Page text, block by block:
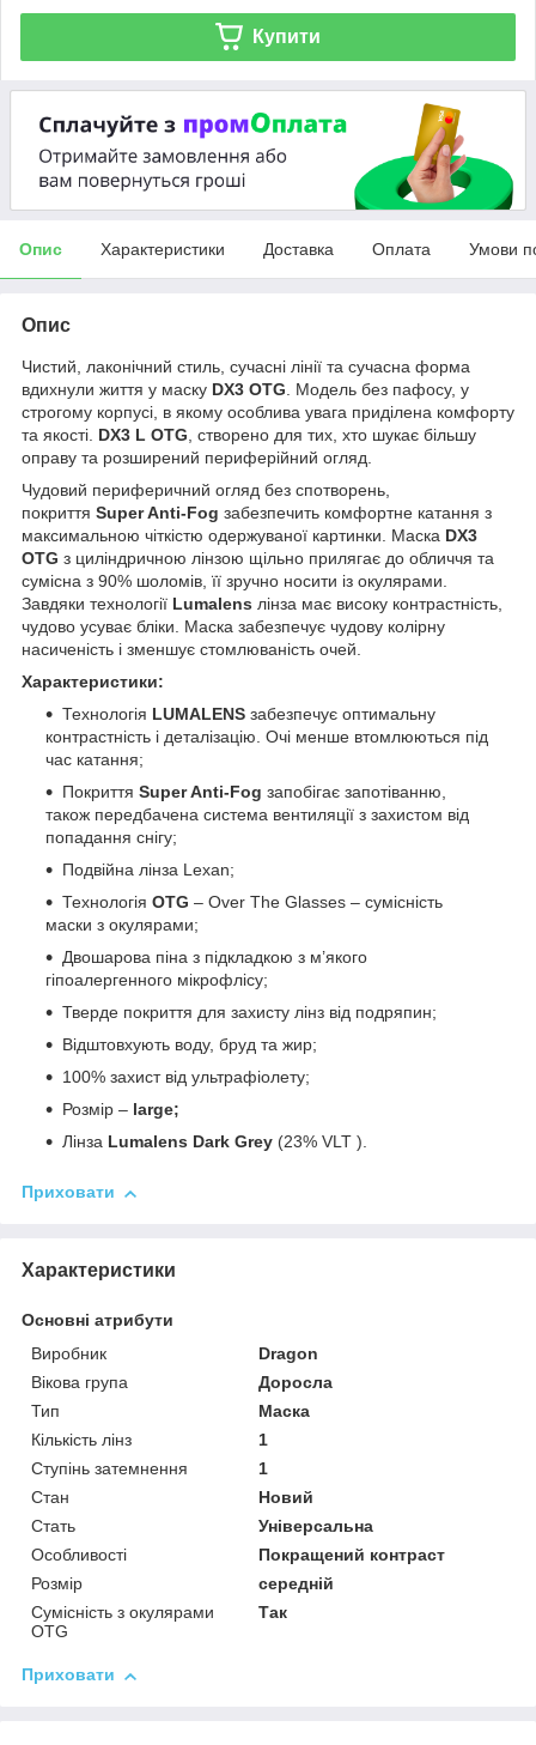
Купити
Опис Характеристики Доставка Оплата Умови
Опис
Чистий, лаконічний стиль, сучасні лінії та сучасна форма
вдихнули життя у маску DX3 OTG. Модель без пафосу, у
строгому корпусі, в якому особлива увага приділена комфорту
та якості. DX3 L OTG, створено для тих, хто шукає більшу
оправу та розширений периферійний огляд.
Чудовий периферичний огляд без спотворень,
покриття Super Anti-Fog забезпечить комфортне катання з
максимальною чіткістю одержуваної картинки. Маска DX3
OTG з циліндричною лінзою щільно прилягає до обличчя та
сумісна з 90% шоломів, її зручно носити із окулярами.
Завдяки технології Lumalens лінза має високу контрастність,
чудово усуває бліки. Маска забезпечує чудову колірну
насиченість і зменшує стомлюваність очей.
Характеристики:
Технологія LUMALENS забезпечує оптимальну
контрастність і деталізацію. Очі менше втомлюються під
час катання;
Покриття Super Anti-Fog запобігає запотіванню,
також передбачена система вентиляції з захистом від
попадання снігу;
Подвійна лінза Lexan;
Технологія OTG – Over The Glasses – сумісність
маски з окулярами;
Двошарова піна з підкладкою з м’якого
гіпоалергенного мікрофлісу;
Тверде покриття для захисту лінз від подряпин;
Відштовхують воду, бруд та жир;
100% захист від ультрафіолету;
Розмір – large;
Лінза Lumalens Dark Grey (23% VLT ).
Приховати
Характеристики
Основні атрибути
Виробник
Dragon
Вікова група
Доросла
Тип
Маска
Кількість лінз
1
Ступінь затемнення
1
Стан
Новий
Стать
Універсальна
Особливості
Покращений контраст
Розмір
середній
Сумісність з окулярами
OTG
Так
Приховати